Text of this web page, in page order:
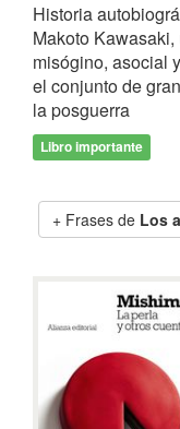
Historia
Makoto
misógino, asocial
el conjunto de
la posguerra
Libro importante
Frases de Los